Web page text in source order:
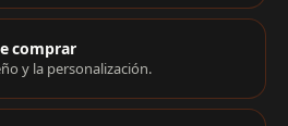
comprar
y la personalización.